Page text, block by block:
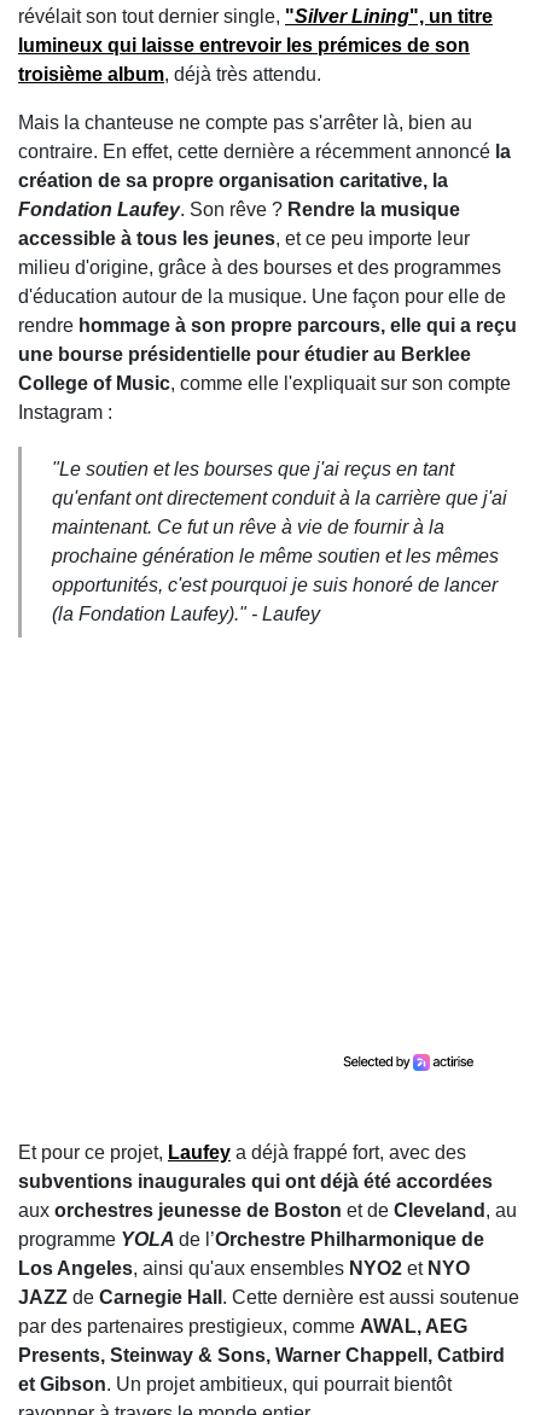
révélait son tout dernier single, "Silver Lining", un titre
lumineux qui laisse entrevoir les prémices de son
troisième album, déjà très attendu.
Mais la chanteuse ne compte pas s'arrêter là, bien au
contraire. En effet, cette dernière a récemment annoncé la
création de sa propre organisation caritative, la
Fondation Laufey. Son rêve ? Rendre la musique
accessible à tous les jeunes, et ce peu importe leur
milieu d'origine, grâce à des bourses et des programmes
d'éducation autour de la musique. Une façon pour elle de
rendre hommage à son propre parcours, elle qui a reçu
une bourse présidentielle pour étudier au Berklee
College of Music, comme elle l'expliquait sur son compte
Instagram :
"Le soutien et les bourses que j'ai reçus en tant
qu'enfant ont directement conduit à la carrière que j'ai
maintenant. Ce fut un rêve à vie de fournir à la
prochaine génération le même soutien et les mêmes
opportunités, c'est pourquoi je suis honoré de lancer
(la Fondation Laufey)." - Laufey
Et pour ce projet, Laufey a déjà frappé fort, avec des
subventions inaugurales qui ont déjà été accordées
aux orchestres jeunesse de Boston et de Cleveland , au
programme YOLA de l’Orchestre Philharmonique de
Los Angeles, ainsi qu'aux ensembles NYO2 et NYO
JAZZ de Carnegie Hall . Cette dernière est aussi soutenue
par des partenaires prestigieux, comme AWAL, AEG
Presents, Steinway & Sons, Warner Chappell, Catbird
et Gibson. Un projet ambitieux, qui pourrait bientôt